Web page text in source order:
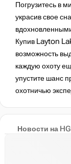
Новости на
Погрузитесь в
украсив свое
Купив Layton
возможность
каждую охоту
упустите шанс
охотничью